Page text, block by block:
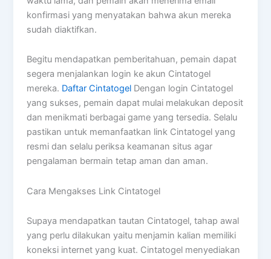
konfirmasi yang menyatakan bahwa akun mereka
sudah diaktifkan.
Begitu mendapatkan pemberitahuan, pemain dapat
segera menjalankan login ke akun Cintatogel
mereka. Daftar Cintatogel Dengan login Cintatogel
yang sukses, pemain dapat mulai melakukan deposit
dan menikmati berbagai game yang tersedia. Selalu
pastikan untuk memanfaatkan link Cintatogel yang
resmi dan selalu periksa keamanan situs agar
pengalaman bermain tetap aman dan aman.
Cara Mengakses Link Cintatogel
Supaya mendapatkan tautan Cintatogel, tahap awal
yang perlu dilakukan yaitu menjamin kalian memiliki
koneksi internet yang kuat. Cintatogel menyediakan